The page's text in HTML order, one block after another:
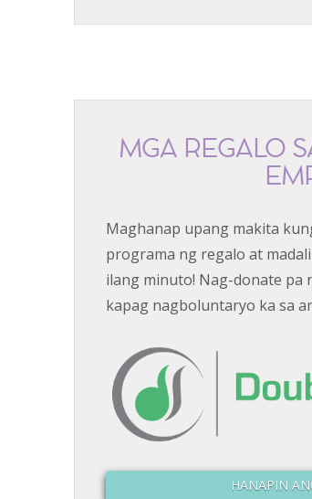
MGA REGALO
Maghanap upang makita
programa ng regalo at
ilang minuto! Nag-donate pa
kapag nagboluntaryo ka sa
HANAPIN